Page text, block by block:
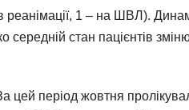
реанімації, 1 – на ШВЛ).
стан пацієнтів
цей період жовтня